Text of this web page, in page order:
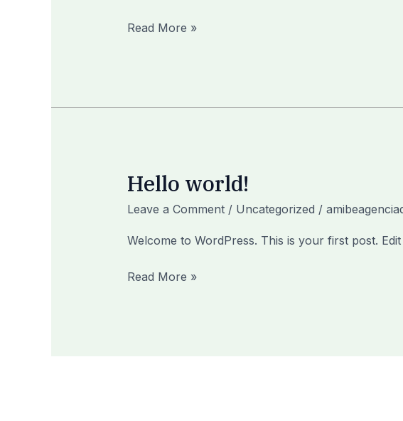
Read More »
Hello world!
Leave a Comment / Uncategorized /
Welcome to WordPress. This is your first post.
Hello
Read More »